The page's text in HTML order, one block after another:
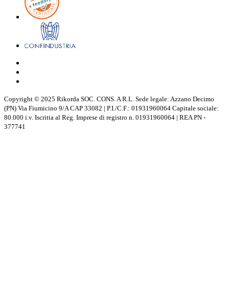
Copyright © 2025 Rikorda SOC. CONS. A R.L. Sede legale: Azzano Decimo
(PN) Via Fiumicino 9/A CAP 33082 | P.I./C.F.: 01931960064 Capitale sociale:
80.000 i.v. Iscritta al Reg. Imprese di registro n. 01931960064 | REA PN -
377741